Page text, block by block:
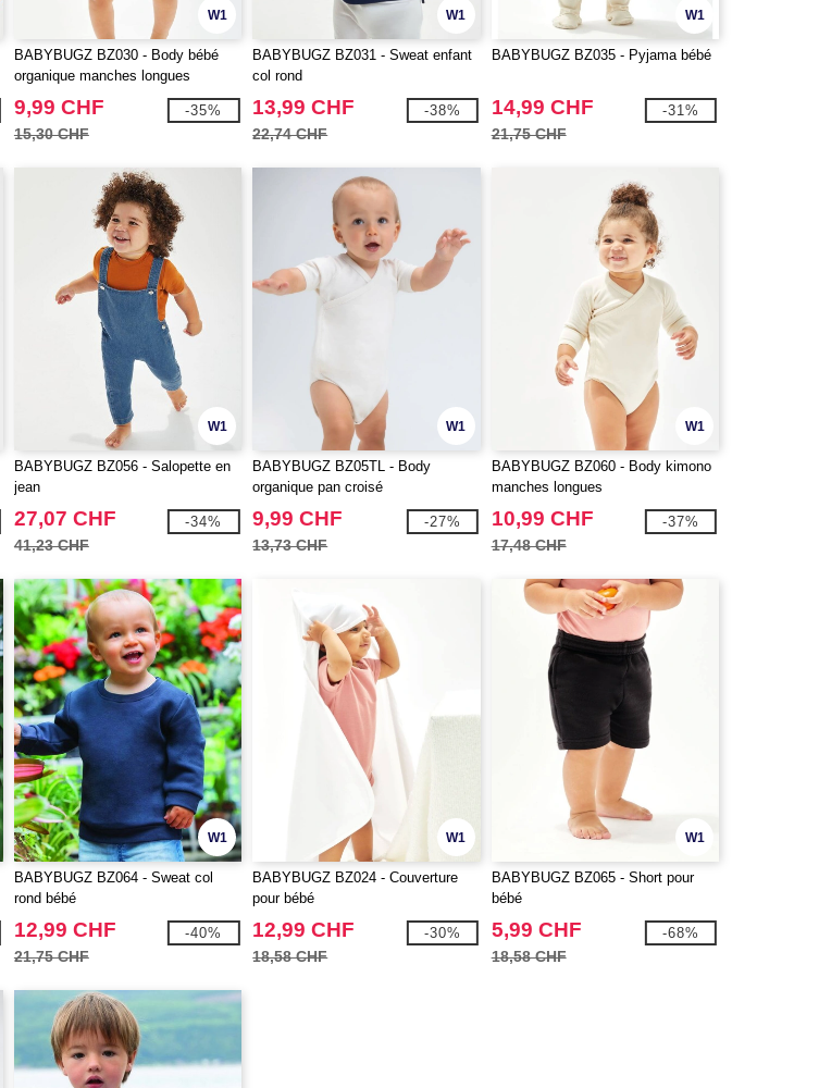
W1
BABYBUGZ BZ030 - Body bébé
organique manches longues
9,99 CHF
15,30 CHF
-35%
W1
BABYBUGZ BZ031 - Sweat enfant
col rond
13,99 CHF
22,74 CHF
-38%
W1
BABYBUGZ BZ035 - Pyjama bébé
14,99 CHF
21,75 CHF
-31%
W1
BABYBUGZ BZ056 - Salopette en
jean
27,07 CHF
41,23 CHF
-34%
W1
BABYBUGZ BZ05TL - Body
organique pan croisé
9,99 CHF
13,73 CHF
-27%
W1
BABYBUGZ BZ060 - Body kimono
manches longues
10,99 CHF
17,48 CHF
-37%
W1
BABYBUGZ BZ064 - Sweat col
rond bébé
12,99 CHF
21,75 CHF
-40%
W1
BABYBUGZ BZ024 - Couverture
pour bébé
12,99 CHF
18,58 CHF
-30%
W1
BABYBUGZ BZ065 - Short pour
bébé
5,99 CHF
18,58 CHF
-68%